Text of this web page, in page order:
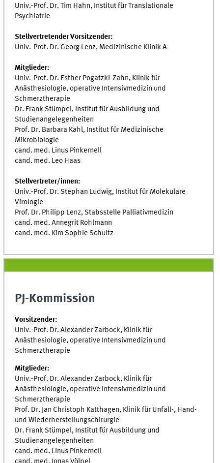
Univ.-Prof. Dr. Tim Hahn, Institut für Translationale
Psychiatrie
Stellvertretender Vorsitzender:
Univ.-Prof. Dr. Georg Lenz, Medizinische Klinik A
Mitglieder:
Univ.-Prof. Dr. Esther Pogatzki-Zahn, Klinik für
Anästhesiologie, operative Intensivmedizin und
Schmerztherapie
Dr. Frank Stümpel, Institut für Ausbildung und
Studienangelegenheiten
Prof. Dr. Barbara Kahl, Institut für Medizinische
Mikrobiologie
cand. med. Linus Pinkernell
cand. med. Leo Haas
Stellvertreter/innen:
Univ.-Prof. Dr. Stephan Ludwig, Institut für Molekulare
Virologie
Prof. Dr. Philipp Lenz, Stabsstelle Palliativmedizin
cand. med. Annegrit Rohlmann
cand. med. Kim Sophie Schultz
PJ-Kommission
Vorsitzender:
Univ.-Prof. Dr. Alexander Zarbock, Klinik für
Anästhesiologie, operative Intensivmedizin und
Schmerztherapie
Mitglieder:
Univ.-Prof. Dr. Alexander Zarbock, Klinik für
Anästhesiologie, operative Intensivmedizin und
Schmerztherapie
Prof. Dr. Jan Christoph Katthagen, Klinik für Unfall-, Hand-
und Wiederherstellungschirurgie
Dr. Frank Stümpel, Institut für Ausbildung und
Studienangelegenheiten
cand. med. Linus Pinkernell